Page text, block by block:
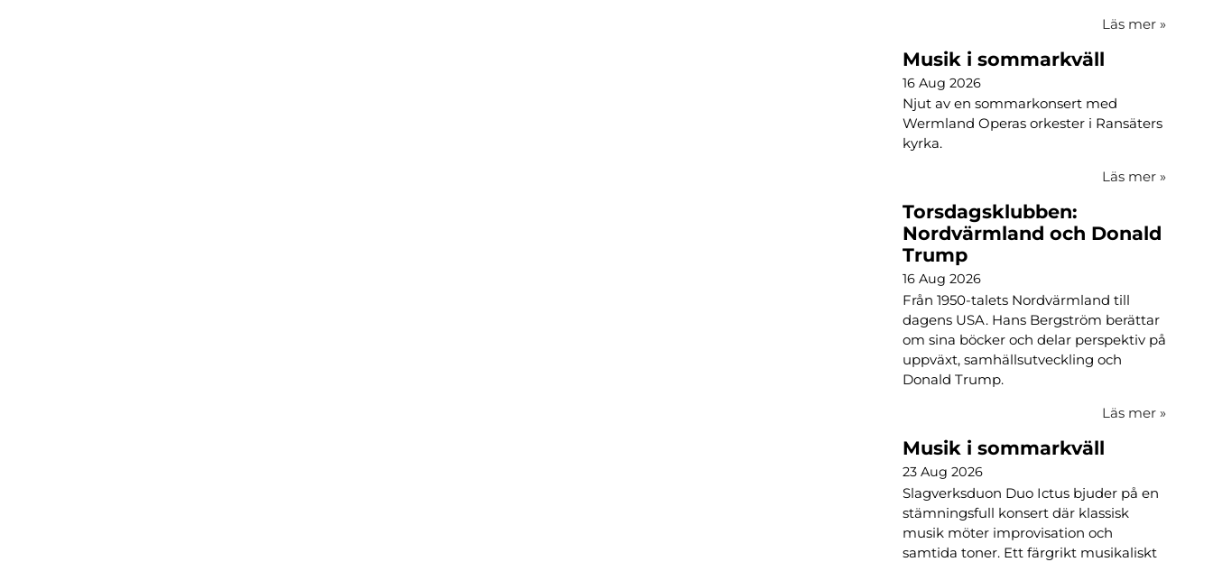
Läs mer »
Musik i sommarkväll
16 Aug 2026
Njut av en sommarkonsert med
Wermland Operas orkester i Ransäters
kyrka.
Läs mer »
Torsdagsklubben:
Nordvärmland och Donald
Trump
16 Aug 2026
Från 1950-talets Nordvärmland till
dagens USA. Hans Bergström berättar
om sina böcker och delar perspektiv på
uppväxt, samhällsutveckling och
Donald Trump.
Läs mer »
Musik i sommarkväll
23 Aug 2026
Slagverksduon Duo Ictus bjuder på en
stämningsfull konsert där klassisk
musik möter improvisation och
samtida toner. Ett färgrikt musikaliskt